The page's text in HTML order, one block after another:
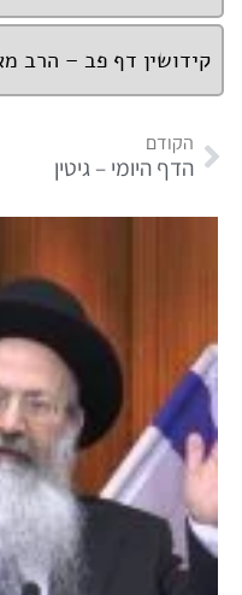
קידושין דף פב – הרב
הקודם
הדף היומי – גיטין